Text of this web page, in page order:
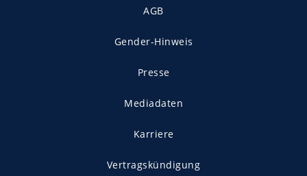
AGB
Gender-Hinweis
Presse
Mediadaten
Karriere
Vertragskündigung